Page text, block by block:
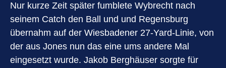
Nur kurze Zeit später fumblete Wybrecht nach
seinem Catch den Ball und und Regensburg
übernahm auf der Wiesbadener 27-Yard-Linie, von
der aus Jones nun das eine ums andere Mal
eingesetzt wurde. Jakob Berghäuser sorgte für